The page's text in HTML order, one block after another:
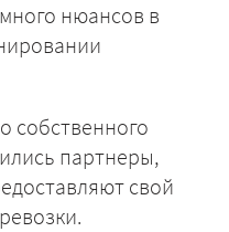
нюансов в
собственного
партнеры,
свой